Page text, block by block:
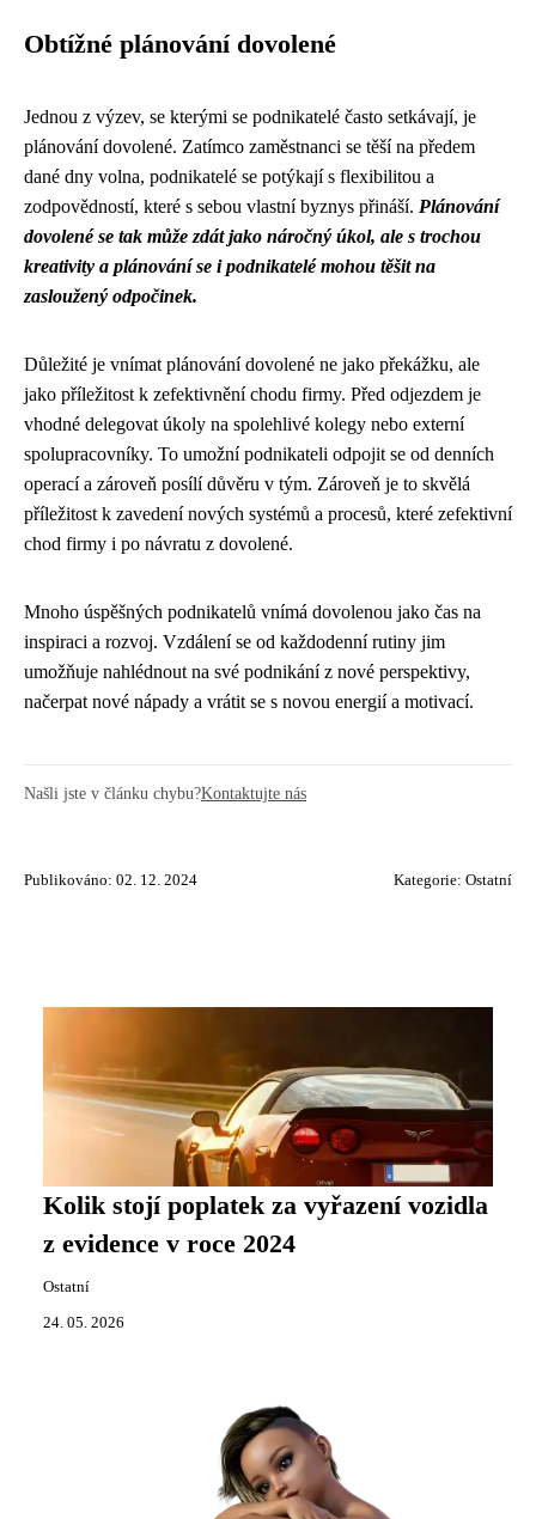
Obtížné plánování dovolené
Jednou z výzev, se kterými se podnikatelé často setkávají, je
plánování dovolené. Zatímco zaměstnanci se těší na předem
dané dny volna, podnikatelé se potýkají s flexibilitou a
zodpovědností, které s sebou vlastní byznys přináší. Plánování
dovolené se tak může zdát jako náročný úkol, ale s trochou
kreativity a plánování se i podnikatelé mohou těšit na
zasloužený odpočinek.
Důležité je vnímat plánování dovolené ne jako překážku, ale
jako příležitost k zefektivnění chodu firmy. Před odjezdem je
vhodné delegovat úkoly na spolehlivé kolegy nebo externí
spolupracovníky. To umožní podnikateli odpojit se od denních
operací a zároveň posílí důvěru v tým. Zároveň je to skvělá
příležitost k zavedení nových systémů a procesů, které zefektivní
chod firmy i po návratu z dovolené.
Mnoho úspěšných podnikatelů vnímá dovolenou jako čas na
inspiraci a rozvoj. Vzdálení se od každodenní rutiny jim
umožňuje nahlédnout na své podnikání z nové perspektivy,
načerpat nové nápady a vrátit se s novou energií a motivací.
Našli jste v článku chybu?Kontaktujte nás
Publikováno: 02. 12. 2024 Kategorie: Ostatní
Kolik stojí poplatek za vyřazení vozidla
z evidence v roce 2024
Ostatní
24. 05. 2026